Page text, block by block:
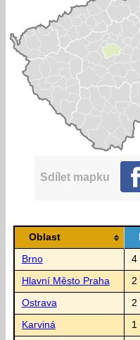
Sdílet mapku
Oblast
Brno 4
Hlavní Město Praha 2
Ostrava 2
Karviná 1